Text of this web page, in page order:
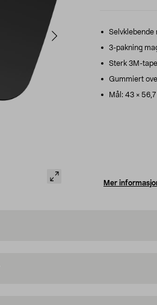
Selvklebende
3-pakning
Sterk 3M-
Gummiert
Mål: 43 ×
Mer